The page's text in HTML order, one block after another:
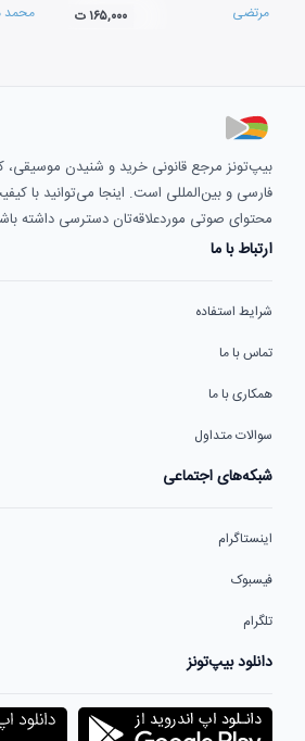
مرتضی ۱۶۵,۰۰۰ ت محمد
بیپ‌تونز مرجع قانونی خرید و شنیدن
فارسی و بین‌المللی است. اینجا می‌توانید با
محتوای صوتی موردعلاقه‌تان دسترسی داشته
ارتباط با ما
شرایط استفاده
تماس با ما
همکاری با ما
سوالات متداول
شبکه‌های اجتماعی
اینستاگرام
فیسبوک
تلگرام
دانلود بیپ‌تونز